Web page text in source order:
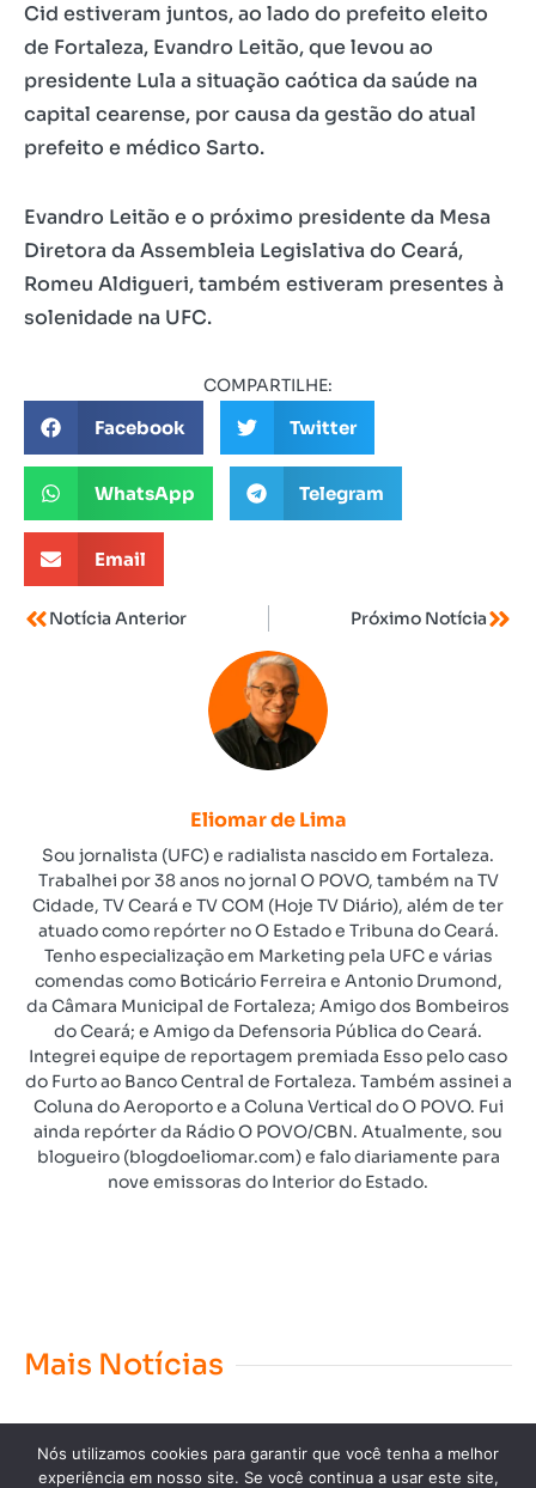
Cid estiveram juntos, ao lado do prefeito eleito
de Fortaleza, Evandro Leitão, que levou ao
presidente Lula a situação caótica da saúde na
capital cearense, por causa da gestão do atual
prefeito e médico Sarto.
Evandro Leitão e o próximo presidente da Mesa
Diretora da Assembleia Legislativa do Ceará,
Romeu Aldigueri, também estiveram presentes à
solenidade na UFC.
COMPARTILHE:
Facebook Twitter
WhatsApp Telegram
Email
Notícia Anterior Próximo Notícia
Eliomar de Lima
Sou jornalista (UFC) e radialista nascido em Fortaleza.
Trabalhei por 38 anos no jornal O POVO, também na TV
Cidade, TV Ceará e TV COM (Hoje TV Diário), além de ter
atuado como repórter no O Estado e Tribuna do Ceará.
Tenho especialização em Marketing pela UFC e várias
comendas como Boticário Ferreira e Antonio Drumond,
da Câmara Municipal de Fortaleza; Amigo dos Bombeiros
do Ceará; e Amigo da Defensoria Pública do Ceará.
Integrei equipe de reportagem premiada Esso pelo caso
do Furto ao Banco Central de Fortaleza. Também assinei a
Coluna do Aeroporto e a Coluna Vertical do O POVO. Fui
ainda repórter da Rádio O POVO/CBN. Atualmente, sou
blogueiro (blogdoeliomar.com) e falo diariamente para
nove emissoras do Interior do Estado.
Mais Notícias
Nós utilizamos cookies para garantir que você tenha a melhor
experiência em nosso site. Se você continua a usar este site,